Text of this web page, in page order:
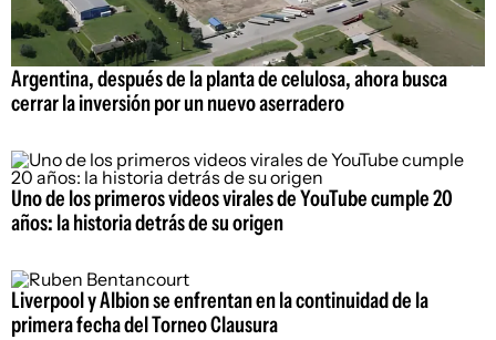
Argentina, después de la planta de celulosa, ahora busca
cerrar la inversión por un nuevo aserradero
Uno de los primeros videos virales de YouTube cumple 20
años: la historia detrás de su origen
Liverpool y Albion se enfrentan en la continuidad de la
primera fecha del Torneo Clausura